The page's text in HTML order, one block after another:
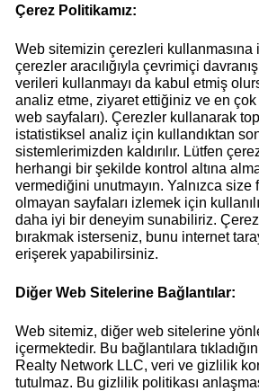
Çerez Politikamız:
Web sitemizin çerezleri kullanmasına
çerezler aracılığıyla çevrimiçi
verileri kullanmayı da kabul etmiş
analiz etme, ziyaret ettiğiniz ve en
web sayfaları). Çerezler kullanarak
istatistiksel analiz için kullandıktan
sistemlerimizden kaldırılır. Lütfen
herhangi bir şekilde kontrol altına
vermediğini unutmayın. Yalnızca size
olmayan sayfaları izlemek için
daha iyi bir deneyim sunabiliriz.
bırakmak isterseniz, bunu internet
erişerek yapabilirsiniz.
Diğer Web Sitelerine Bağlantılar:
Web sitemiz, diğer web sitelerine
içermektedir. Bu bağlantılara
Realty Network LLC, veri ve gizlilik
tutulmaz. Bu gizlilik politikası